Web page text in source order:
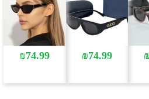
₪
₪74.99
₪74.99